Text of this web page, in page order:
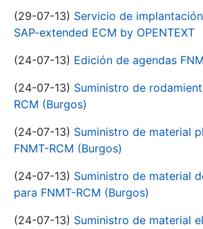
(29-07-13) Servicio de
SAP-extended ECM by OPENTEXT
(24-07-13) Edición de agendas
(24-07-13) Suministro de
RCM (Burgos)
(24-07-13) Suministro de material
FNMT-RCM (Burgos)
(24-07-13) Suministro de material
para FNMT-RCM (Burgos)
(24-07-13) Suministro de material